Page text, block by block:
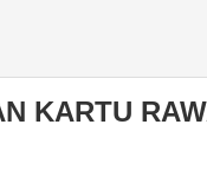
KARTU